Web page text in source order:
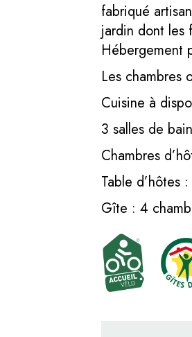
fabriqué
jardin dont les
Hébergement
Les chambres
Cuisine à
3 salles de
Chambres
Table d’hôtes
Gîte : 4